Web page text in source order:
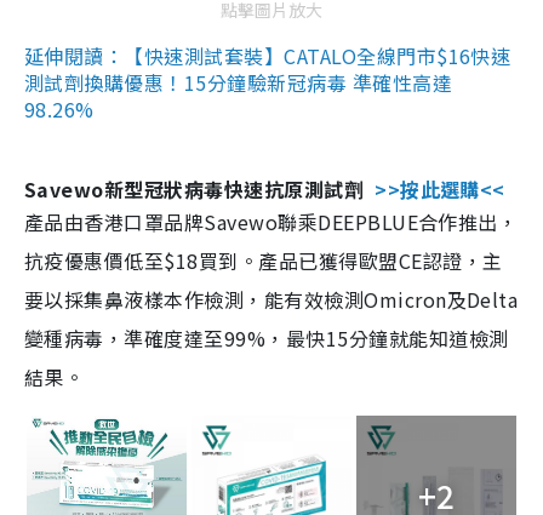
點擊圖片放大
延伸閱讀：【快速測試套裝】CATALO全線門市$16快速
測試劑換購優惠！15分鐘驗新冠病毒 準確性高達
98.26%
Savewo新型冠狀病毒快速抗原測試劑 >>按此選購<<
產品由香港口罩品牌Savewo聯乘DEEPBLUE合作推出，
抗疫優惠價低至$18買到。產品已獲得歐盟CE認證，主
要以採集鼻液樣本作檢測，能有效檢測Omicron及Delta
變種病毒，準確度達至99%，最快15分鐘就能知道檢測
結果。
+2